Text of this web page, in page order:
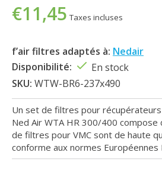
€11,45 Taxes incluses
f’air filtres adaptés à: Nedair
Disponibilité:
En stock
SKU: WTW-BR6-237x490
Un set de filtres pour récupérateurs
Ned Air WTA HR 300/400
de filtres pour VMC sont de haute
conforme aux normes Européennes